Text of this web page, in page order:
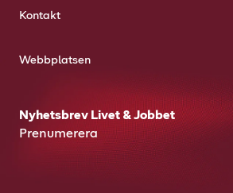
Kontakt
Webbplatsen
Nyhetsbrev Livet & Jobbet
Prenumerera